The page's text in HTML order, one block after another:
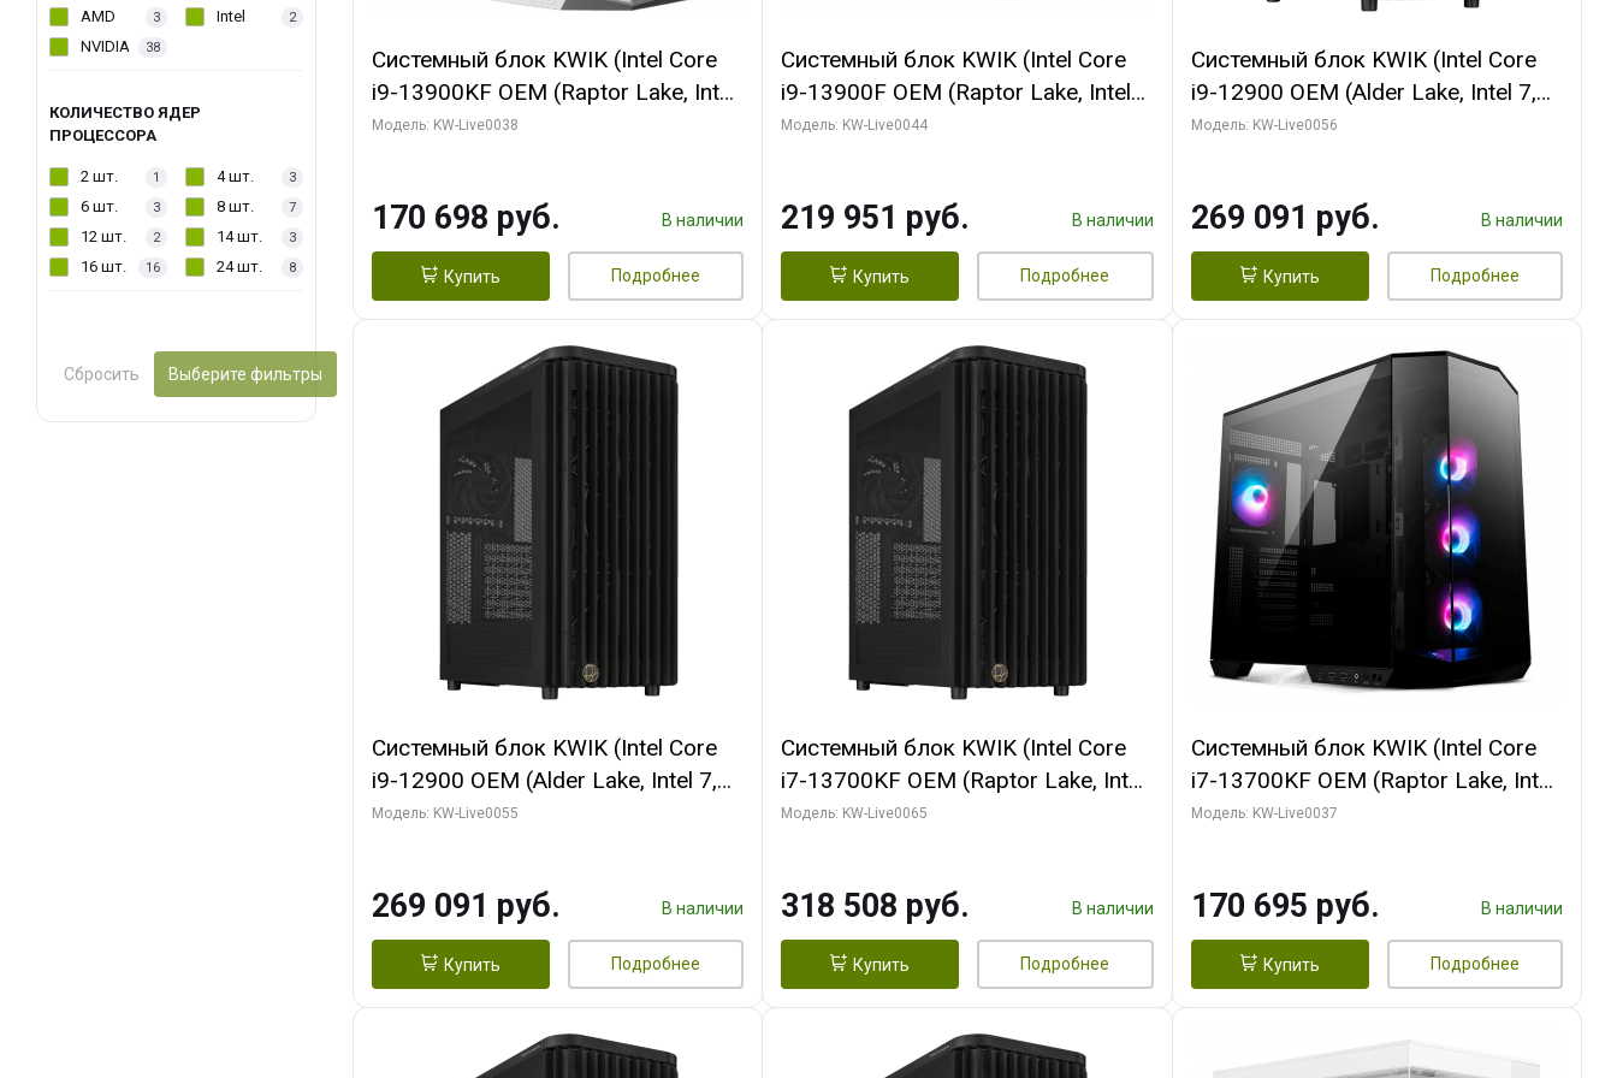
AMD 3 Intel 2
NVIDIA 38
КОЛИЧЕСТВО ЯДЕР
ПРОЦЕССОРА
2 шт. 1 4 шт. 3
6 шт. 3 8 шт. 7
12 шт. 2 14 шт. 3
16 шт. 16 24 шт. 8
Сбросить Выберите фильтры
Системный блок KWIK (Intel Core
i9-13900KF OEM (Raptor Lake, Intel
7, C24 16EC/8P/ 32 ГБ ОЗУ (2
2xDP 2/ 960 ГБ SSD)
Модель: KW-Live0038
170 698 руб. В наличии
Купить Подробнее
Системный блок KWIK (Intel Core
i9-13900F OEM (Raptor Lake, Intel
7, Efficient-co/ 32 ГБ ОЗУ (2
HD/ 512 ГБ SSD)
Модель: KW-Live0044
219 951 руб. В наличии
Купить Подробнее
Системный блок KWIK (Intel Core
i9-12900 OEM (Alder Lake, Intel 7,
C16 8EC/8PC/T2/ 64 ГБ ОЗУ (2
ТБ SSD)
Модель: KW-Live0056
269 091 руб. В наличии
Купить Подробнее
Системный блок KWIK (Intel Core
i9-12900 OEM (Alder Lake, Intel 7,
C16 8EC/8PC/T2/ 64 ГБ ОЗУ (2
HDMI/ 1 ТБ SSD)
Модель: KW-Live0055
269 091 руб. В наличии
Купить Подробнее
Системный блок KWIK (Intel Core
i7-13700KF OEM (Raptor Lake, Intel
7, C16 8EC/8PC/ 64 ГБ ОЗУ (2
2/ 1 ТБ SSD)
Модель: KW-Live0065
318 508 руб. В наличии
Купить Подробнее
Системный блок KWIK (Intel Core
i7-13700KF OEM (Raptor Lake, Intel
7, C16 8EC/8PC/ 32 ГБ ОЗУ (2
HDMI/ 1 ТБ SSD)
Модель: KW-Live0037
170 695 руб. В наличии
Купить Подробнее